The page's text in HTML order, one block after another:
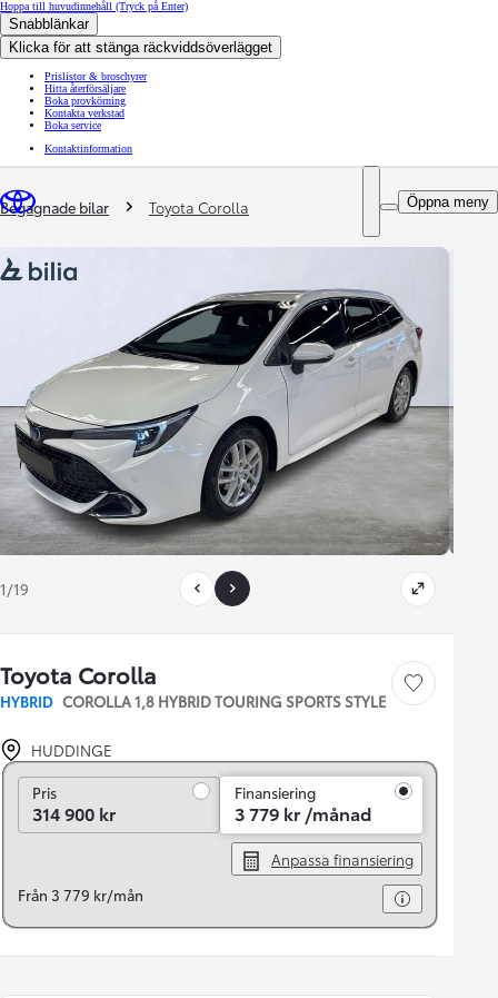
Hoppa till huvudinnehåll (Tryck på Enter)
Snabblänkar
Klicka för att stänga räckviddsöverlägget
Prislistor & broschyrer
Hitta återförsäljare
Boka provkörning
Kontakta verkstad
Boka service
Kontaktinformation
Öppna meny
You are here
Begagnade bilar Toyota Corolla
1/19
Toyota Corolla
HYBRID COROLLA 1,8 HYBRID TOURING SPORTS STYLE
Save car
HUDDINGE
PrisPris
314 900 kr
Finansiering
3 779 kr /månad
Anpassa finansiering
Från 3 779 kr/mån